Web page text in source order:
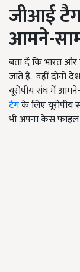
जीआई
आमने-
बता दें कि भारत और
जाते हैं. वहीं दोनों
यूरोपीय संघ में
टैगके लिए यूरोपीय
भी अपना केस फाइल